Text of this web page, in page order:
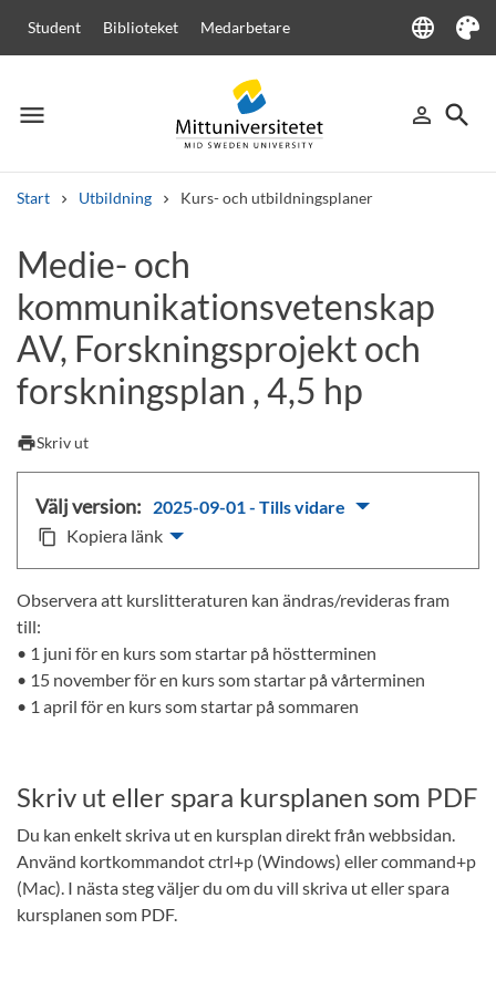
Student Biblioteket Medarbetare language
Language
Tema
menu
Meny person_outline
Logga in
search
Sök
Start Utbildning Kurs- och utbildningsplaner
Andra söktjänster
Kurser och programKursplanerVälkomstbrev Personal
Lediga jobb
Medie- och
kommunikationsvetenskap
AV, Forskningsprojekt och
forskningsplan , 4,5 hp
printSkriv ut
Välj version: 2025-09-01 - Tills vidare
content_copy Kopiera länk
Observera att kurslitteraturen kan ändras/revideras fram
till:
• 1 juni för en kurs som startar på höstterminen
• 15 november för en kurs som startar på vårterminen
• 1 april för en kurs som startar på sommaren
Skriv ut eller spara kursplanen som PDF
Du kan enkelt skriva ut en kursplan direkt från webbsidan.
Använd kortkommandot ctrl+p (Windows) eller command+p
(Mac). I nästa steg väljer du om du vill skriva ut eller spara
kursplanen som PDF.